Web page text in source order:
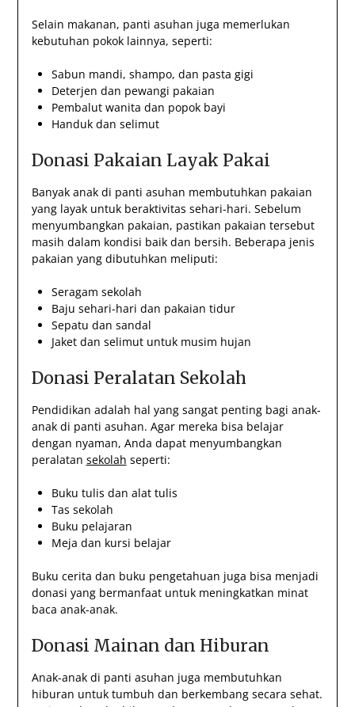
Selain makanan, panti asuhan juga memerlukan
kebutuhan pokok lainnya, seperti:
Sabun mandi, shampo, dan pasta gigi
Deterjen dan pewangi pakaian
Pembalut wanita dan popok bayi
Handuk dan selimut
Donasi Pakaian Layak Pakai
Banyak anak di panti asuhan membutuhkan pakaian
yang layak untuk beraktivitas sehari-hari. Sebelum
menyumbangkan pakaian, pastikan pakaian tersebut
masih dalam kondisi baik dan bersih. Beberapa jenis
pakaian yang dibutuhkan meliputi:
Seragam sekolah
Baju sehari-hari dan pakaian tidur
Sepatu dan sandal
Jaket dan selimut untuk musim hujan
Donasi Peralatan Sekolah
Pendidikan adalah hal yang sangat penting bagi anak-
anak di panti asuhan. Agar mereka bisa belajar
dengan nyaman, Anda dapat menyumbangkan
peralatan sekolah seperti:
Buku tulis dan alat tulis
Tas sekolah
Buku pelajaran
Meja dan kursi belajar
Buku cerita dan buku pengetahuan juga bisa menjadi
donasi yang bermanfaat untuk meningkatkan minat
baca anak-anak.
Donasi Mainan dan Hiburan
Anak-anak di panti asuhan juga membutuhkan
hiburan untuk tumbuh dan berkembang secara sehat.